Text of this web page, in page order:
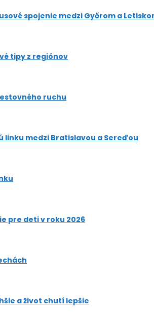
spojenie medzi Győrom a
tipy z regiónov
ruchu
linku medzi Bratislavou a Sereďou
pre deti v roku 2026
a život chutí lepšie